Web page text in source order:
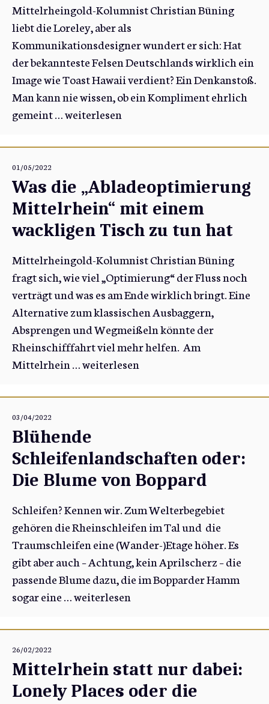
Mittelrheingold-Kolumnist Christian Büning
liebt die Loreley, aber als
Kommunikationsdesigner wundert er sich: Hat
der bekannteste Felsen Deutschlands wirklich ein
Image wie Toast Hawaii verdient? Ein Denkanstoß.
Man kann nie wissen, ob ein Kompliment ehrlich
gemeint …weiterlesen
01/05/2022
Was die „Abladeoptimierung
Mittelrhein“ mit einem
wackligen Tisch zu tun hat
Mittelrheingold-Kolumnist Christian Büning
fragt sich, wie viel „Optimierung“ der Fluss noch
verträgt und was es am Ende wirklich bringt. Eine
Alternative zum klassischen Ausbaggern,
Absprengen und Wegmeißeln könnte der
Rheinschifffahrt viel mehr helfen. Am
Mittelrhein …weiterlesen
03/04/2022
Blühende
Schleifenlandschaften oder:
Die Blume von Boppard
Schleifen? Kennen wir. Zum Welterbegebiet
gehören die Rheinschleifen im Tal und die
Traumschleifen eine (Wander-)Etage höher. Es
gibt aber auch – Achtung, kein Aprilscherz – die
passende Blume dazu, die im Bopparder Hamm
sogar eine …weiterlesen
26/02/2022
Mittelrhein statt nur dabei:
Lonely Places oder die